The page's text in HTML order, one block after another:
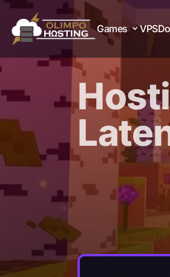
Games
Games
VPS